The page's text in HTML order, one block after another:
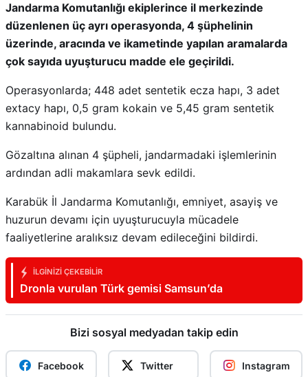
Jandarma Komutanlığı ekiplerince il merkezinde
düzenlenen üç ayrı operasyonda, 4 şüphelinin
üzerinde, aracında ve ikametinde yapılan aramalarda
çok sayıda uyuşturucu madde ele geçirildi.
Operasyonlarda; 448 adet sentetik ecza hapı, 3 adet
extacy hapı, 0,5 gram kokain ve 5,45 gram sentetik
kannabinoid bulundu.
Gözaltına alınan 4 şüpheli, jandarmadaki işlemlerinin
ardından adli makamlara sevk edildi.
Karabük İl Jandarma Komutanlığı, emniyet, asayiş ve
huzurun devamı için uyuşturucuyla mücadele
faaliyetlerine aralıksız devam edileceğini bildirdi.
İLGINIZI ÇEKEBILIR
Dronla vurulan Türk gemisi Samsun’da
Bizi sosyal medyadan takip edin
Facebook Twitter Instagram